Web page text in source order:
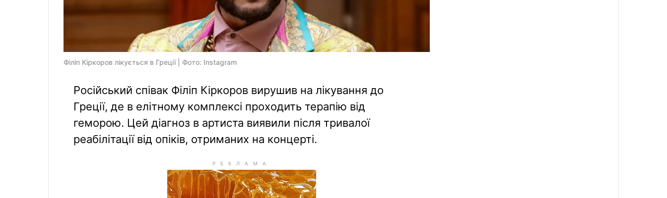
Філіп Кіркоров лікується в Греції | Фото: Instagram
Російський співак Філіп Кіркоров вирушив на лікування до
Греції, де в елітному комплексі проходить терапію від
геморою. Цей діагноз в артиста виявили після тривалої
реабілітації від опіків, отриманих на концерті.